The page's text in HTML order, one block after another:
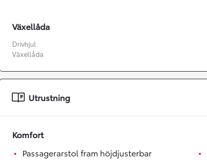
Från 360 900 kr
Från 3 548 kr/mån
Växellåda
Drivhjul
Växellåda
Utrustning
Komfort
Passagerarstol fram höjdjusterbar